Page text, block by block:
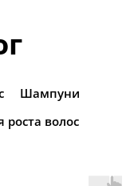
роста волос
Шампуни